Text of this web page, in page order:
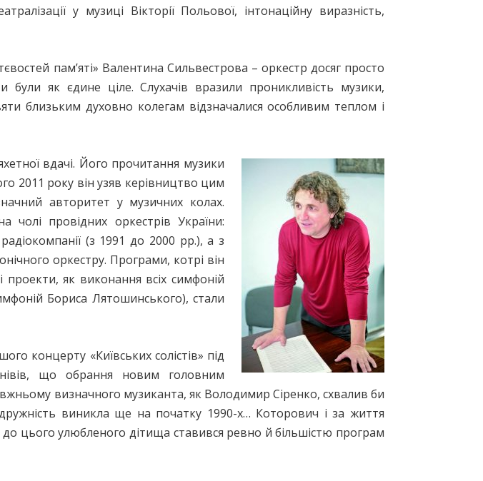
у музиці Вікторії Польової, інтонаційну виразність,
пам’яті» Валентина Сильвестрова – оркестр досяг просто
були як єдине ціле. Слухачів вразили проникливість музики,
близьким духовно колегам відзначалися особливим теплом і
вдачі. Його прочитання музики
2011 року він узяв керівництво цим
авторитет у музичних колах.
провідних оркестрів України:
(з 1991 до 2000 рр.), а з
оркестру. Програми, котрі він
проекти, як виконання всіх симфоній
Бориса Лятошинського), стали
концерту «Київських солістів» під
що обрання новим головним
визначного музиканта, як Володимир Сіренко, схвалив би
виникла ще на початку 1990-х… Которович і за життя
цього улюбленого дітища ставився ревно й більшістю програм